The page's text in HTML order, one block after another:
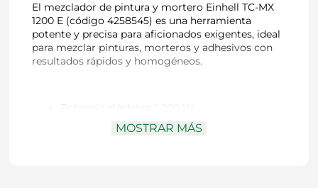
El mezclador de pintura y mortero Einhell TC-MX
1200 E (código 4258545) es una herramienta
potente y precisa para aficionados exigentes, ideal
para mezclar pinturas, morteros y adhesivos con
resultados rápidos y homogéneos.
Velocidad sin carga: 0–680 min⁻¹ (1 marcha)
Electrónica de velocidad:ajusta la
MOSTRAR MÁS